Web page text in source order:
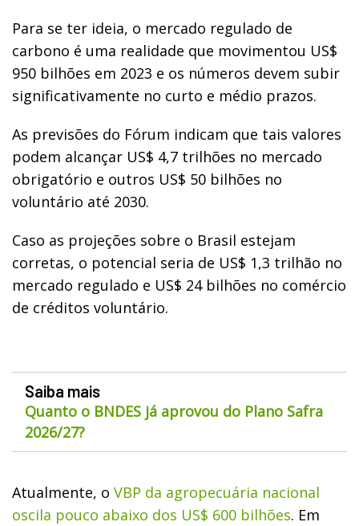
Para se ter ideia, o mercado regulado de
carbono é uma realidade que movimentou US$
950 bilhões em 2023 e os números devem subir
significativamente no curto e médio prazos.
As previsões do Fórum indicam que tais valores
podem alcançar US$ 4,7 trilhões no mercado
obrigatório e outros US$ 50 bilhões no
voluntário até 2030.
Caso as projeções sobre o Brasil estejam
corretas, o potencial seria de US$ 1,3 trilhão no
mercado regulado e US$ 24 bilhões no comércio
de créditos voluntário.
Saiba mais
Quanto o BNDES já aprovou do Plano Safra
2026/27?
Atualmente, o VBP da agropecuária nacional
oscila pouco abaixo dos US$ 600 bilhões. Em